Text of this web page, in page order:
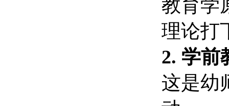
教育学
理论打
2. 学前
这是幼